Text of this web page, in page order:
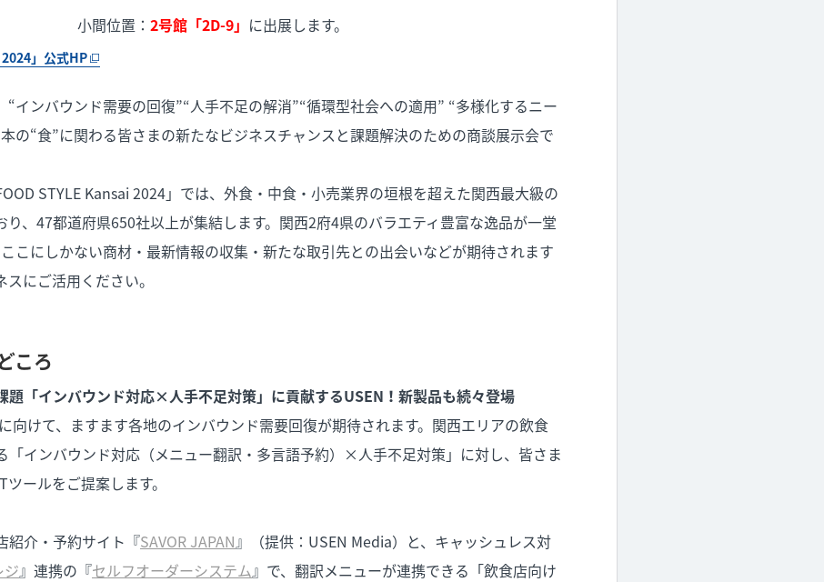
小間位置： 2号館「2D-9」 に出展します。
2024」公式HP
“インバウンド需要の回復”“人手不足の解消”“循環型社会への適用” “多様化するニー
の“食”に関わる皆さまの新たなビジネスチャンスと課題解決のための商談展示会で
STYLE Kansai 2024」では、外食・中食・小売業界の垣根を超えた関西最大級の
り、47都道府県650社以上が集結します。関西2府4県のバラエティ豊富な逸品が一堂
こにしかない商材・最新情報の収集・新たな取引先との出会いなどが期待されます
にご活用ください。
ころ
題「インバウンド対応×人手不足対策」に貢献するUSEN！新製品も続々登場
向けて、ますます各地のインバウンド需要回復が期待されます。関西エリアの飲食
「インバウンド対応（メニュー翻訳・多言語予約）×人手不足対策」に対し、皆さま
ールをご提案します。
紹介・予約サイト『SAVOR JAPAN』（提供：USEN Media）と、キャッシュレス対
ジ』連携の『セルフオーダーシステム』で、翻訳メニューが連携できる「飲食店向け